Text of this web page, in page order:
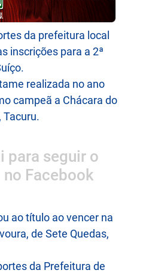
da prefeitura local
inscrições para a 2ª
realizada no ano
campeã a Chácara do
Tacuru.
para seguir o
Facebook
ao título ao vencer na
de Sete Quedas,
da Prefeitura de